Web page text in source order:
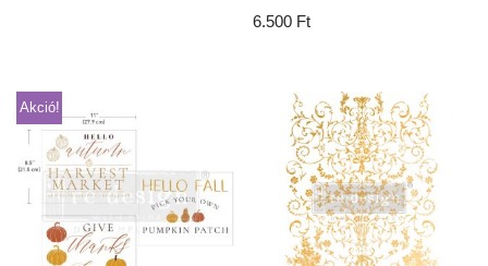
6.500 Ft
Akció!